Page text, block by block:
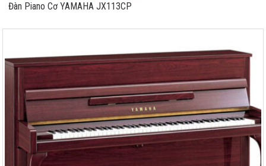
Đàn Piano Cơ YAMAHA JX113CP